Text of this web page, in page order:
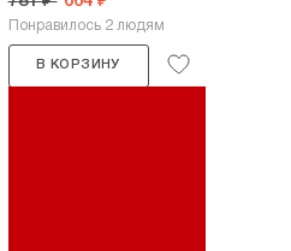
Понравилось 2 людям
В КОРЗИНУ